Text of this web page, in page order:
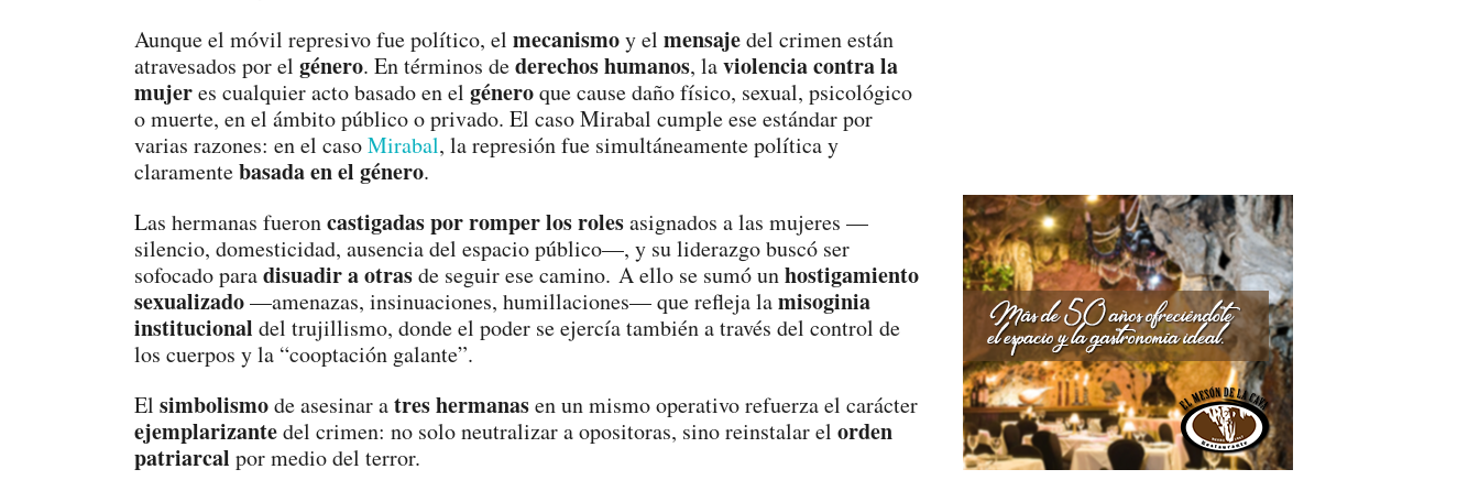
Aunque el móvil represivo fue político, el mecanismoy el mensajedel crimen están
atravesados por el género. En términos dederechos humanos, laviolencia contra la
mujeres cualquier acto basado en el géneroque cause daño físico, sexual, psicológico
o muerte, en el ámbito público o privado. El caso Mirabal cumple ese estándar por
varias razones: en el casoMirabal, la represión fue simultáneamente política y
claramentebasada en el género.
Las hermanas fueroncastigadas por romper los rolesasignados a las mujeres —
silencio, domesticidad, ausencia del espacio público—, y su liderazgo buscó ser
sofocado paradisuadir a otrasde seguir ese camino. A ello se sumó unhostigamiento
sexualizado—amenazas, insinuaciones, humillaciones— que refleja lamisoginia
institucional del trujillismo, donde el poder se ejercía también a través del control de
los cuerpos y la “cooptación galante”.
El simbolismode asesinar atres hermanasen un mismo operativo refuerza el carácter
ejemplarizantedel crimen: no solo neutralizar a opositoras, sino reinstalar el orden
patriarcal por medio del terror.